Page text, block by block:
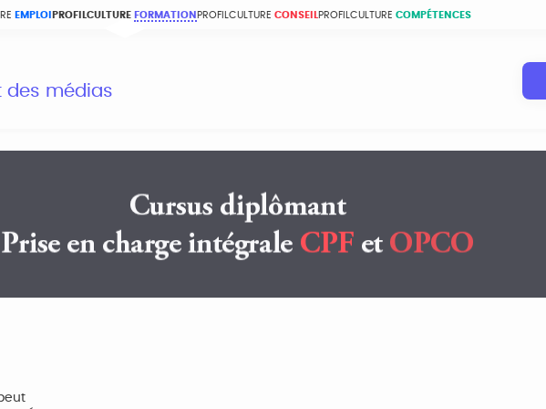
EMPLOI PROFILCULTURE FORMATION PROFILCULTURE CONSEIL PROFILCULTURE COMPÉTENCES
des médias